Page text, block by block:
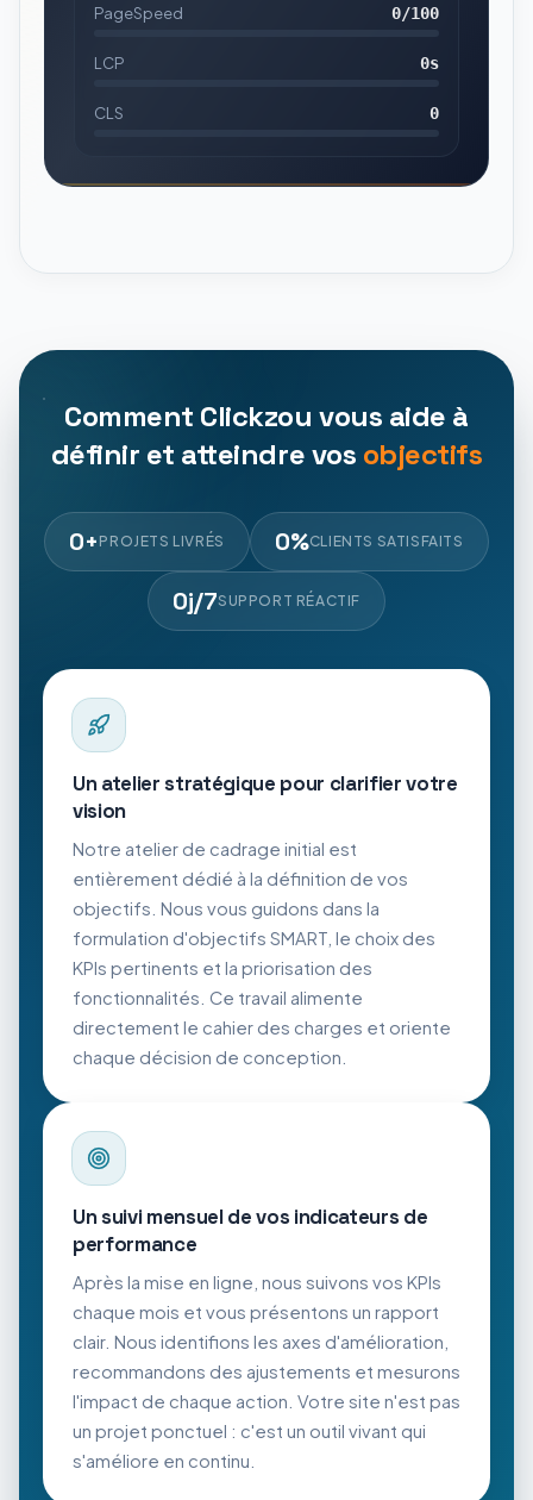
PageSpeed 0/100
LCP 0s
CLS 0
Comment Clickzou vous aide à
définir et atteindre vos objectifs
0+ PROJETS LIVRÉS 0%CLIENTS SATISFAITS
0j/7SUPPORT RÉACTIF
Un atelier stratégique pour clarifier votre
vision
Notre atelier de cadrage initial est
entièrement dédié à la définition de vos
objectifs. Nous vous guidons dans la
formulation d'objectifs SMART, le choix des
KPIs pertinents et la priorisation des
fonctionnalités. Ce travail alimente
directement le cahier des charges et oriente
chaque décision de conception.
Un suivi mensuel de vos indicateurs de
performance
Après la mise en ligne, nous suivons vos KPIs
chaque mois et vous présentons un rapport
clair. Nous identifions les axes d'amélioration,
recommandons des ajustements et mesurons
l'impact de chaque action. Votre site n'est pas
un projet ponctuel : c'est un outil vivant qui
s'améliore en continu.